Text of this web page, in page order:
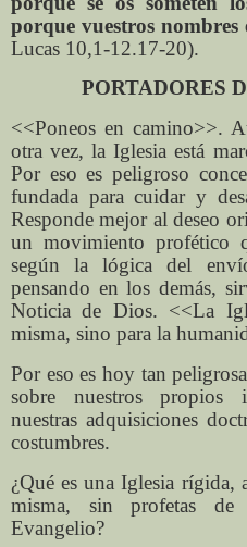
porque vuestros nombres
Lucas 10,1-12.17-20).
PORTADORES
<<Poneos en camino>>.
otra vez, la Iglesia está
Por eso es peligroso
fundada para cuidar y
Responde mejor al deseo
un movimiento profético
según la lógica del
pensando en los demás,
Noticia de Dios. <<La
misma, sino para la
Por eso es hoy tan
sobre nuestros propios
nuestras adquisiciones
costumbres.
¿Qué es una Iglesia rígida,
misma, sin profetas de
Evangelio?